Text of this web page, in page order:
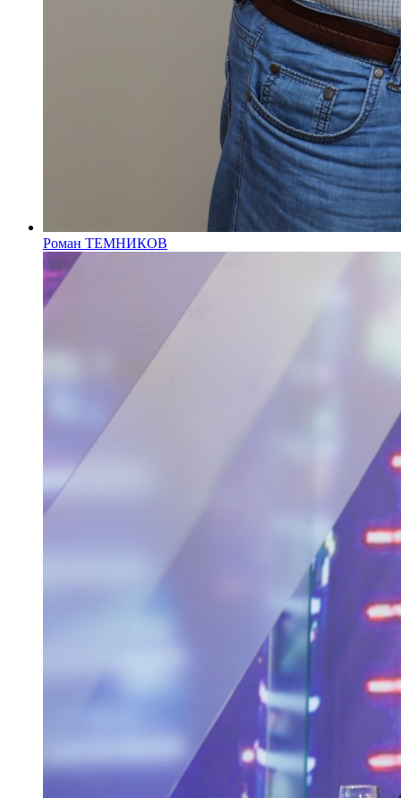
Роман ТЕМНИКОВ